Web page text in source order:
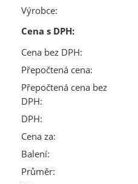
Výrobce:
Cena s DPH:
Cena bez DPH:
Přepočtená cena:
Přepočtená cena bez
DPH:
DPH:
Cena za:
Balení:
Průměr: